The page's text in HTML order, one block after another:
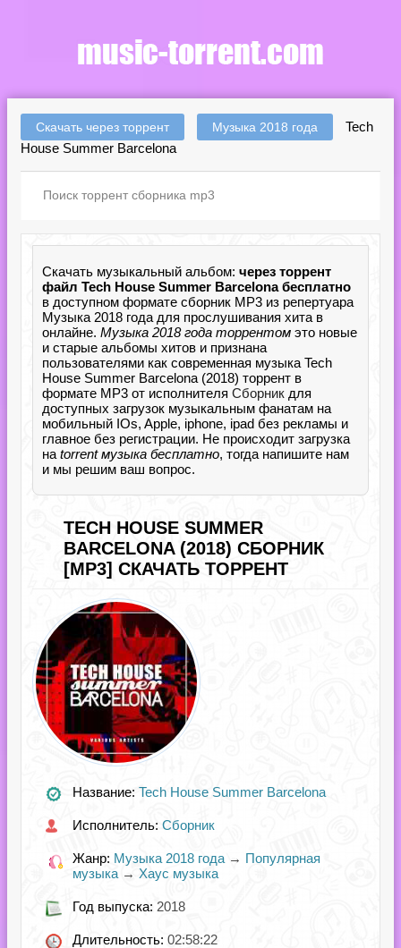
Скачать через торрент Музыка 2018 года
Tech
House Summer Barcelona
Скачать музыкальный альбом: через торрент
файл Tech House Summer Barcelona бесплатно
в доступном формате сборник MP3 из репертуара
Музыка 2018 года для прослушивания хита в
онлайне. Музыка 2018 года торрентом это новые
и старые альбомы хитов и признана
пользователями как современная музыка Tech
House Summer Barcelona (2018) торрент в
формате MP3 от исполнителя Сборник для
доступных загрузок музыкальным фанатам на
мобильный IOs, Apple, iphone, ipad без рекламы и
главное без регистрации. Не происходит загрузка
на torrent музыка бесплатно, тогда напишите нам
и мы решим ваш вопрос.
TECH HOUSE SUMMER
BARCELONA (2018) СБОРНИК
[MP3] СКАЧАТЬ ТОРРЕНТ
Название: Tech House Summer Barcelona
Исполнитель: Сборник
Жанр: Музыка 2018 года → Популярная
музыка → Хаус музыка
Год выпуска: 2018
Длительность: 02:58:22